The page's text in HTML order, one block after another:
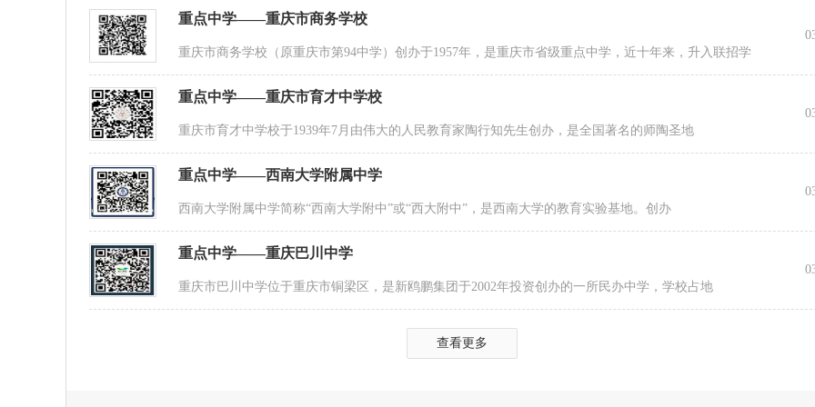
重点中学——重庆市商务学校
重庆市商务学校（原重庆市第94中学）创办于1957年，是重庆市省级重点中学，近十年来，升入联招学
重点中学——重庆市育才中学校
重庆市育才中学校于1939年7月由伟大的人民教育家陶行知先生创办，是全国著名的师陶圣地
重点中学——西南大学附属中学
西南大学附属中学简称“西南大学附中”或“西大附中”，是西南大学的教育实验基地。创办
重点中学——重庆巴川中学
重庆市巴川中学位于重庆市铜梁区，是新鸥鹏集团于2002年投资创办的一所民办中学，学校占地
查看更多